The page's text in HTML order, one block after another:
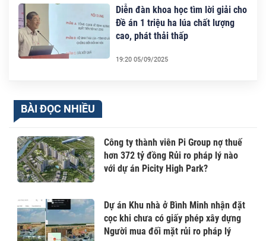
Diễn đàn khoa học tìm lời giải cho
Đề án 1 triệu ha lúa chất lượng
cao, phát thải thấp
19:20 05/09/2025
BÀI ĐỌC NHIỀU
Công ty thành viên Pi Group nợ thuế
hơn 372 tỷ đồng Rủi ro pháp lý nào
với dự án Picity High Park?
Dự án Khu nhà ở Bình Minh nhận đặt
cọc khi chưa có giấy phép xây dựng
Người mua đối mặt rủi ro pháp lý